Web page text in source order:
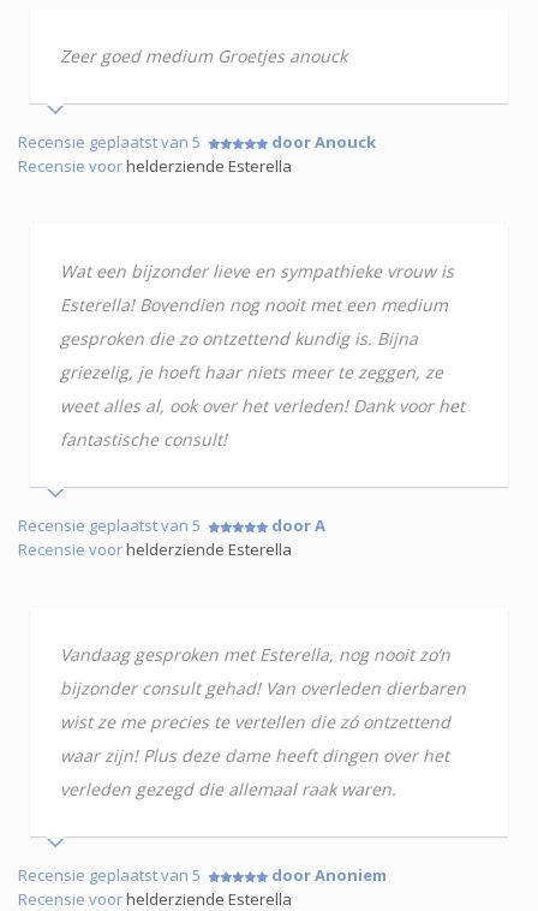
Zeer goed medium Groetjes anouck
Recensie geplaatst van 5
door Anouck
Recensie voorhelderziende Esterella
Wat een bijzonder lieve en sympathieke vrouw is
Esterella! Bovendien nog nooit met een medium
gesproken die zo ontzettend kundig is. Bijna
griezelig, je hoeft haar niets meer te zeggen, ze
weet alles al, ook over het verleden! Dank voor het
fantastische consult!
Recensie geplaatst van 5
door A
Recensie voorhelderziende Esterella
Vandaag gesproken met Esterella, nog nooit zo’n
bijzonder consult gehad! Van overleden dierbaren
wist ze me precies te vertellen die zó ontzettend
waar zijn! Plus deze dame heeft dingen over het
verleden gezegd die allemaal raak waren.
Recensie geplaatst van 5
door Anoniem
Recensie voorhelderziende Esterella